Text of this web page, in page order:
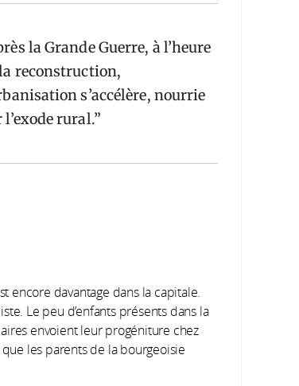
la Grande Guerre, à l’heure
reconstruction,
s’accélère, nourrie
l’exode rural.
encore davantage dans la capitale.
Le peu d’enfants présents dans la
envoient leur progéniture chez
les parents de la bourgeoisie